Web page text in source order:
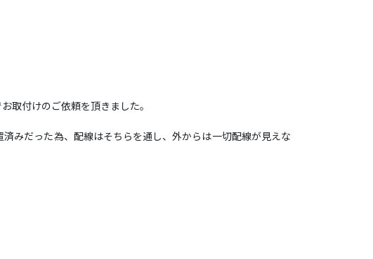
取付けのご依頼を頂きました。
みだった為、配線はそちらを通し、外からは一切配線が見えな